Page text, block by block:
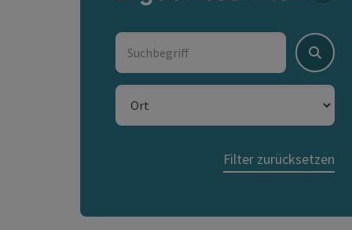
Suchbegriff
Suchen
Ort
Filter zurücksetzen